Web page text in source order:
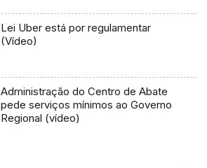
Lei Uber está por regulamentar
(Vídeo)
Administração do Centro de Abate
pede serviços mínimos ao Governo
Regional (vídeo)